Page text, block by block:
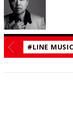
#LINE MUSIC